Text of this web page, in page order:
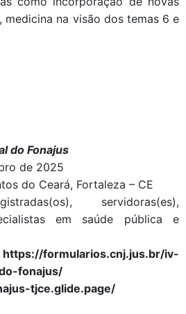
medicina na visão dos temas 6 e
do Fonajus
de 2025
do Ceará, Fortaleza – CE
servidoras(es),
em saúde pública e
https://formularios.cnj.jus.br/iv-
fonajus/
tjce.glide.page/